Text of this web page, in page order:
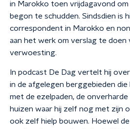
in Marokko toen vrijdagavond
begon te schudden. Sindsdien is
correspondent in Marokko en
aan het werk om verslag te doen
verwoesting.
In podcast De Dag vertelt hij
in de afgelegen berggebieden
met de ezelpaden, de
huizen waar hij zelf nog met zijn
ook zelf hielp bouwen. Hoewel